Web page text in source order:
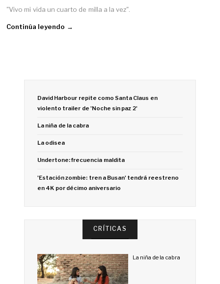
"Vivo mi vida un cuarto de milla a la vez".
Continúa leyendo →
David Harbour repite como Santa Claus en
violento trailer de 'Noche sin paz 2'
La niña de la cabra
La odisea
Undertone: frecuencia maldita
'Estación zombie: tren a Busan' tendrá reestreno
en 4K por décimo aniversario
CRÍTICAS
La niña de la cabra